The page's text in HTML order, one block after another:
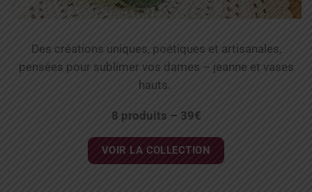
Des créations uniques, poétiques et artisanales,
pensées pour sublimer vos dames – jeanne et vases
hauts.
8 produits – 39€
VOIR LA COLLECTION